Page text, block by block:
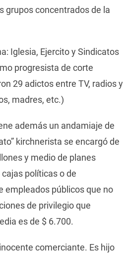
grupos concentrados de la
Iglesia, Ejercito y Sindicatos
progresista de corte
29 adictos entre TV, radios y
madres, etc.)
además un andamiaje de
kirchnerista se encargó de
y medio de planes
políticas o de
empleados públicos que no
de privilegio que
es de $ 6.700.
comerciante. Es hijo